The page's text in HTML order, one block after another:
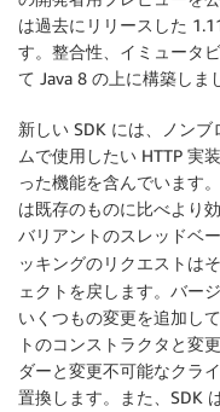
は過去にリリースした
す。整合性、イミュータ
て Java 8 の上に構築しま
新しい SDK には、ノン
ムで使用したい HTTP 実
った機能を含んでいます
は既存のものに比べより
バリアントのスレッドベ
ッキングのリクエストは
ェクトを戻します。バー
いくつもの変更を追加し
トのコンストラクタと変
ダーと変更不可能なクラ
置換します。また、SDK